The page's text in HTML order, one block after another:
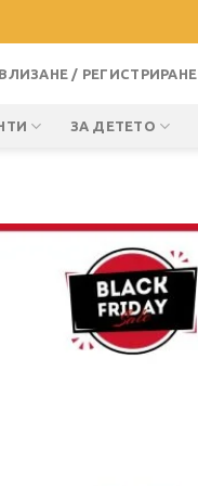
ВЛИЗАНЕ / РЕГИСТРИРАНЕ
ЗА ДЕТЕТО